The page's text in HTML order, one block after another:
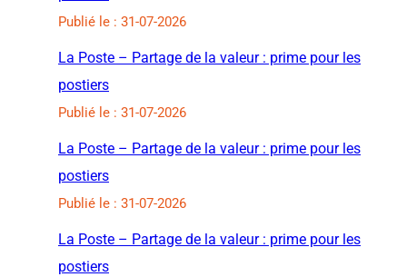
Publié le : 31-07-2026
La Poste – Partage de la valeur : prime pour les
postiers
Publié le : 31-07-2026
La Poste – Partage de la valeur : prime pour les
postiers
Publié le : 31-07-2026
La Poste – Partage de la valeur : prime pour les
postiers